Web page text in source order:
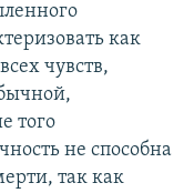
как
чувств,
того
не способна
так как